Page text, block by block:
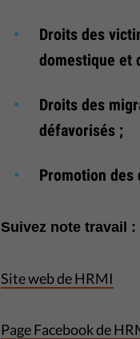
Droits des
domestique et
Droits des
défavorisés ;
Promotion des
Suivez note travail :
Site web de HRMI
Page Facebook de